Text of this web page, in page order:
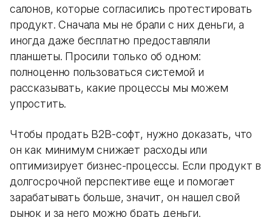
салонов, которые согласились протестировать
продукт. Сначала мы не брали с них деньги, а
иногда даже бесплатно предоставляли
планшеты. Просили только об одном:
полноценно пользоваться системой и
рассказывать, какие процессы мы можем
упростить.
Чтобы продать B2B-софт, нужно доказать, что
он как минимум снижает расходы или
оптимизирует бизнес-процессы. Если продукт в
долгосрочной перспективе еще и помогает
зарабатывать больше, значит, он нашел свой
рынок и за него можно брать деньги.